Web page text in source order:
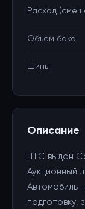
Расход
Объём бака
Шины
Описание
ПТС выдан
Аукционный
Автомобиль
подготовку,